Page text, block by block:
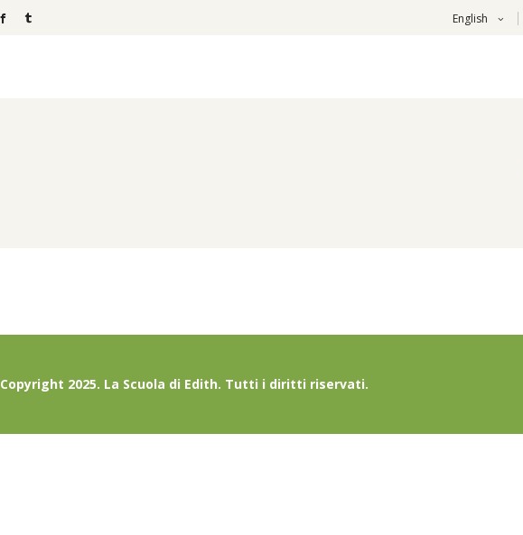
English
Copyright 2025. La Scuola di Edith. Tutti i diritti riservati.